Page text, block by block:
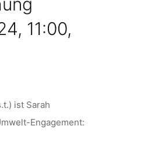
11:00,
ist Sarah
Engagement: